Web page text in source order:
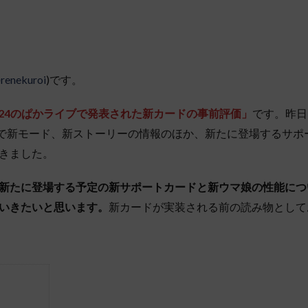
)です。
のぱかライブで発表された新カードの事前評価」 です。昨
新モード、新ストーリーの情報のほか、新たに登場するサ
ました。
新たに登場する予定の新サポートカードと新ウマ娘の性能に
きたいと思います。 新カードが実装される前の読み物とし